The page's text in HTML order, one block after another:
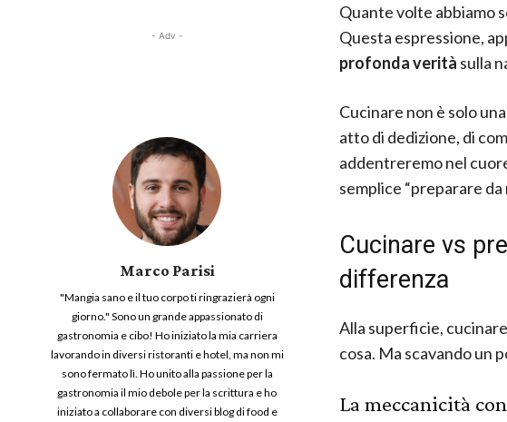
- Adv -
Marco Parisi
"Mangia sano e il tuo corpo ti ringrazierà ogni
giorno." Sono un grande appassionato di
gastronomia e cibo! Ho iniziato la mia carriera
lavorando in diversi ristoranti e hotel, ma non mi
sono fermato lì. Ho unito alla passione per la
gastronomia il mio debole per la scrittura e ho
iniziato a collaborare con diversi blog di food e
Quante volte abbiamo
Questa espressione,
profonda verità sulla
Cucinare non è solo
atto di dedizione, di
addentreremo nel
semplice “preparare da
Cucinare vs
differenza
Alla superficie,
cosa. Ma scavando un
La meccanicità